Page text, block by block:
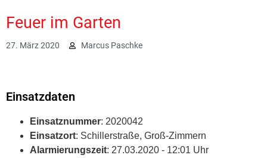
Feuer im Garten
27. März 2020 Marcus Paschke
Einsatzdaten
Einsatznummer: 2020042
Einsatzort: Schillerstraße, Groß-Zimmern
Alarmierungszeit: 27.03.2020 - 12:01 Uhr